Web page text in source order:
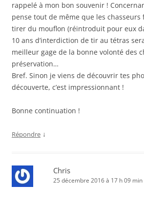
rappelé à mon bon souvenir !
pense tout de même que les chasseurs
tirer du mouflon (réintroduit pour eux
10 ans d’interdiction de tir au tétras
meilleur gage de la bonne volonté des
préservation…
Bref. Sinon je viens de découvrir tes
découverte, c’est impressionnant !
Bonne continuation !
Répondre ↓
Chris
25 décembre 2016 à 17 h 09 min